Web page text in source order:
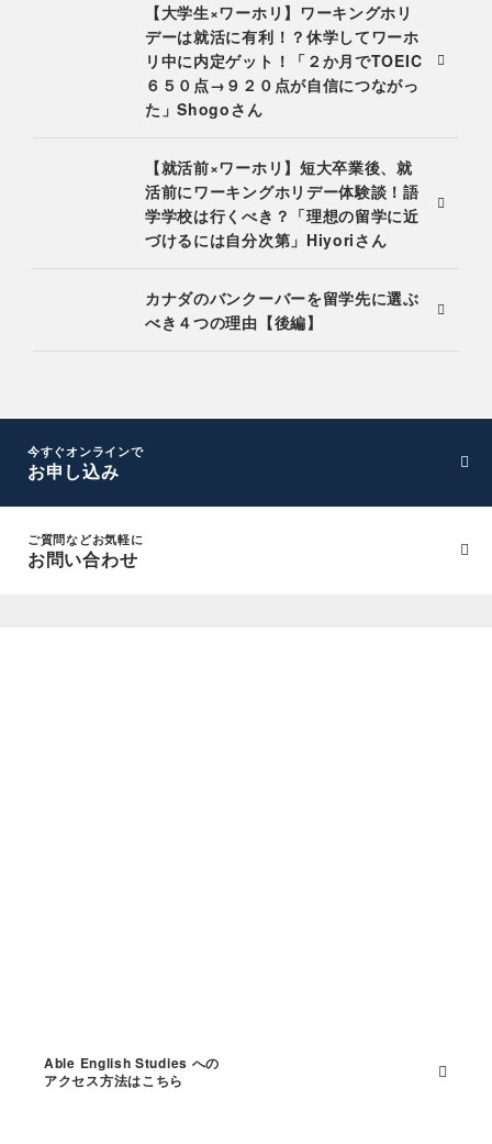
【大学生×ワーホリ】ワーキングホリ
デーは就活に有利！？休学してワーホ
リ中に内定ゲット！「２か月でTOEIC
６５０点→９２０点が自信につながっ
た」Shogoさん
【就活前×ワーホリ】短大卒業後、就
活前にワーキングホリデー体験談！語
学学校は行くべき？「理想の留学に近
づけるには自分次第」Hiyoriさん
カナダのバンクーバーを留学先に選ぶ
べき４つの理由【後編】
今すぐオンラインで
お申し込み
ご質問などお気軽に
お問い合わせ
Able English Studies への
アクセス方法はこちら